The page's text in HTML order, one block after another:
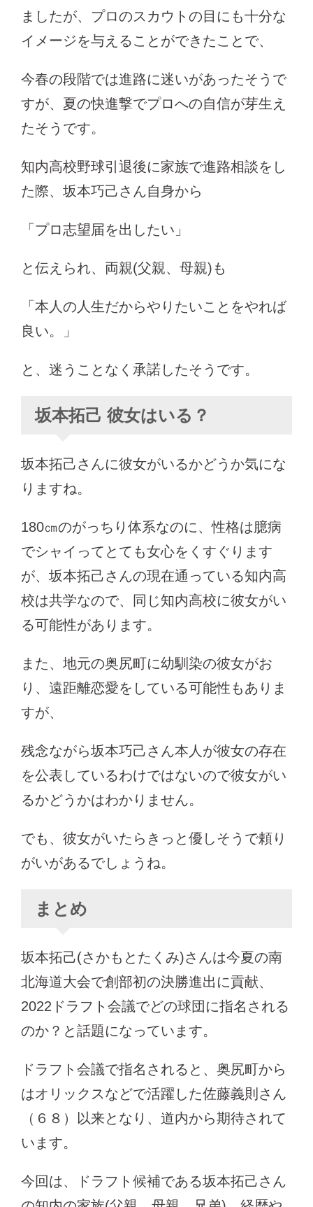
ましたが、プロのスカウトの目にも十分な
イメージを与えることができたことで、
今春の段階では進路に迷いがあったそうで
すが、夏の快進撃でプロへの自信が芽生え
たそうです。
知内高校野球引退後に家族で進路相談をし
た際、坂本巧己さん自身から
「プロ志望届を出したい」
と伝えられ、両親(父親、母親)も
「本人の人生だからやりたいことをやれば
良い。」
と、迷うことなく承諾したそうです。
坂本拓己 彼女はいる？
坂本拓己さんに彼女がいるかどうか気にな
りますね。
180㎝のがっちり体系なのに、性格は臆病
でシャイってとても女心をくすぐります
が、坂本拓己さんの現在通っている知内高
校は共学なので、同じ知内高校に彼女がい
る可能性があります。
また、地元の奥尻町に幼馴染の彼女がお
り、遠距離恋愛をしている可能性もありま
すが、
残念ながら坂本巧己さん本人が彼女の存在
を公表しているわけではないので彼女がい
るかどうかはわかりません。
でも、彼女がいたらきっと優しそうで頼り
がいがあるでしょうね。
まとめ
坂本拓己(さかもとたくみ)さんは今夏の南
北海道大会で創部初の決勝進出に貢献、
2022ドラフト会議でどの球団に指名される
のか？と話題になっています。
ドラフト会議で指名されると、奥尻町から
はオリックスなどで活躍した佐藤義則さん
（６８）以来となり、道内から期待されて
います。
今回は、ドラフト候補である坂本拓己さん